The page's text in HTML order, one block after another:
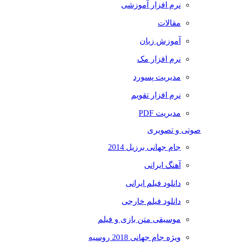
نرم افزار آموزشی
مقالات
آموزش زبان
نرم افزار مک
مدیریت پسورد
نرم افزار تقویم
مدیریت PDF
صوتی و تصویری
جام جهانی برزیل 2014
آهنگ ایرانی
دانلود فیلم ایرانی
دانلود فیلم خارجی
موسیقی متن بازی و فیلم
ویژه جام جهانی 2018 روسیه